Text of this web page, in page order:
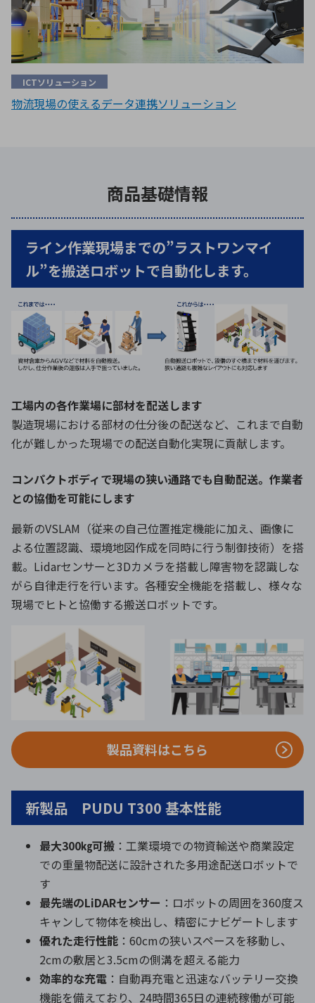
ICTソリューション
物流現場の使えるデータ連携ソリューション
商品基礎情報
ライン作業現場までの”ラストワンマイ
ル”を搬送ロボットで自動化します。
工場内の各作業場に部材を配送します
製造現場における部材の仕分後の配送など、これまで自動
化が難しかった現場での配送自動化実現に貢献します。
コンパクトボディで現場の狭い通路でも自動配送。作業者
との協働を可能にします
最新のVSLAM（従来の自己位置推定機能に加え、画像に
よる位置認識、環境地図作成を同時に行う制御技術）を搭
載。Lidarセンサーと3Dカメラを搭載し障害物を認識しな
がら自律走行を行います。各種安全機能を搭載し、様々な
現場でヒトと協働する搬送ロボットです。
製品資料はこちら
新製品 PUDU T300 基本性能
最大300㎏可搬 ：⼯業環境での物資輸送や商業設定
での重量物配送に設計された多⽤途配送ロボットで
す
最先端のLiDARセンサー ：ロボットの周囲を360度ス
キャンして物体を検出し、精密にナビゲートします
優れた走行性能 ：60cmの狭いスペースを移動し、
2cmの敷居と3.5cmの側溝を超える能力
効率的な充電 ：自動再充電と迅速なバッテリー交換
機能を備えており、24時間365日の連続稼働が可能